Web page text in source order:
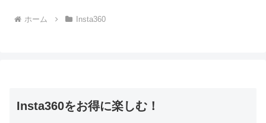
ホーム Insta360
Insta360をお得に楽しむ！